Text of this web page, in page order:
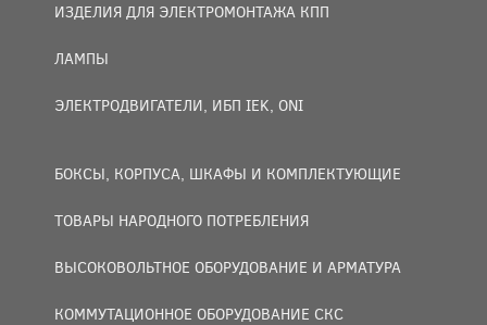
ИЗДЕЛИЯ ДЛЯ ЭЛЕКТРОМОНТАЖА КПП
ЛАМПЫ
ЭЛЕКТРОДВИГАТЕЛИ, ИБП IEK, ONI
БОКСЫ, КОРПУСА, ШКАФЫ И КОМПЛЕКТУЮЩИЕ
ТОВАРЫ НАРОДНОГО ПОТРЕБЛЕНИЯ
ВЫСОКОВОЛЬТНОЕ ОБОРУДОВАНИЕ И АРМАТУРА
КОММУТАЦИОННОЕ ОБОРУДОВАНИЕ СКС